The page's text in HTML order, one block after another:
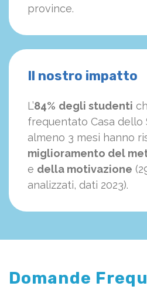
province.
Il nostro impatto
L’84% degli studenti
frequentato Casa
almeno 3 mesi hanno
miglioramento del
e della motivazione
analizzati, dati 2023).
Domande